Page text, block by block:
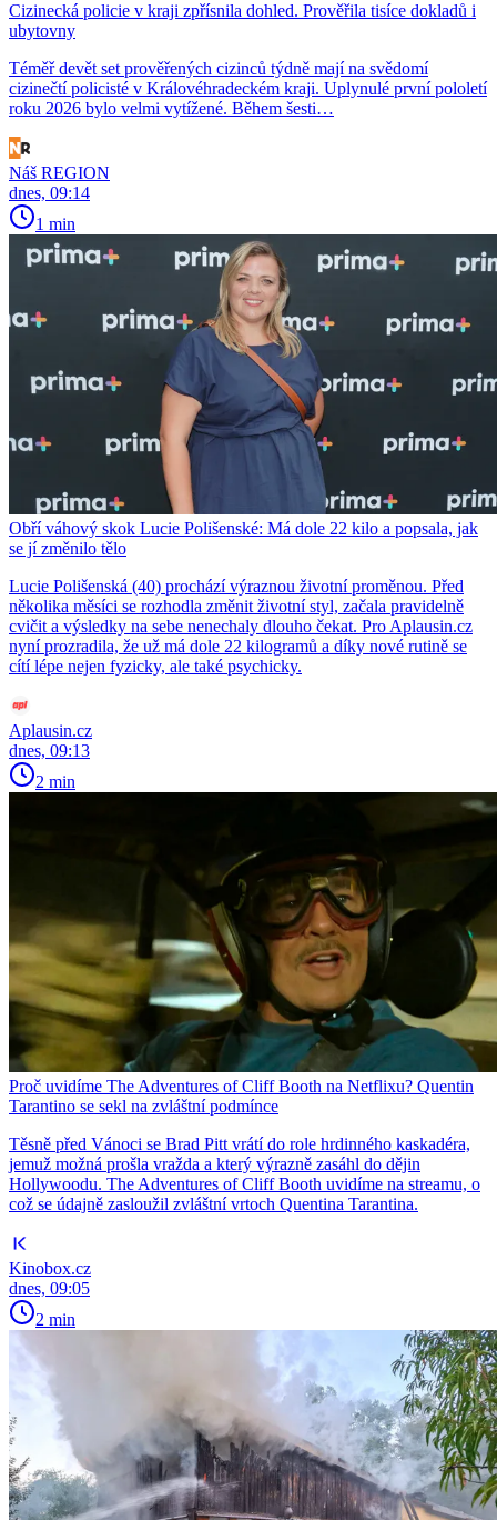
Cizinecká policie v kraji zpřísnila dohled. Prověřila tisíce dokladů i
ubytovny
Téměř devět set prověřených cizinců týdně mají na svědomí
cizinečtí policisté v Královéhradeckém kraji. Uplynulé první pololetí
roku 2026 bylo velmi vytížené. Během šesti…
Náš REGION
dnes, 09:14
1 min
Obří váhový skok Lucie Polišenské: Má dole 22 kilo a popsala, jak
se jí změnilo tělo
Lucie Polišenská (40) prochází výraznou životní proměnou. Před
několika měsíci se rozhodla změnit životní styl, začala pravidelně
cvičit a výsledky na sebe nenechaly dlouho čekat. Pro Aplausin.cz
nyní prozradila, že už má dole 22 kilogramů a díky nové rutině se
cítí lépe nejen fyzicky, ale také psychicky.
Aplausin.cz
dnes, 09:13
2 min
Proč uvidíme The Adventures of Cliff Booth na Netflixu? Quentin
Tarantino se sekl na zvláštní podmínce
Těsně před Vánoci se Brad Pitt vrátí do role hrdinného kaskadéra,
jemuž možná prošla vražda a který výrazně zasáhl do dějin
Hollywoodu. The Adventures of Cliff Booth uvidíme na streamu, o
což se údajně zasloužil zvláštní vrtoch Quentina Tarantina.
Kinobox.cz
dnes, 09:05
2 min